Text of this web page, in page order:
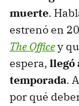
muerte.
estrenó en
The Officey
espera, llegó
temporada.
por qué